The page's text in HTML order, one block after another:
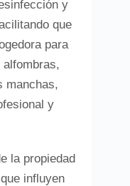
y
que
para
manchas,
y
la propiedad
influyen